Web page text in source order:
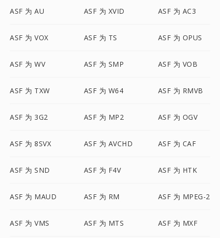
ASF 为 AU ASF 为 XVID ASF 为 AC3
ASF 为 VOX ASF 为 TS ASF 为 OPUS
ASF 为 WV ASF 为 SMP ASF 为 VOB
ASF 为 TXW ASF 为 W64 ASF 为 RMVB
ASF 为 3G2 ASF 为 MP2 ASF 为 OGV
ASF 为 8SVX ASF 为 AVCHD ASF 为 CAF
ASF 为 SND ASF 为 F4V ASF 为 HTK
ASF 为 MAUD ASF 为 RM ASF 为 MPEG-2
ASF 为 VMS ASF 为 MTS ASF 为 MXF